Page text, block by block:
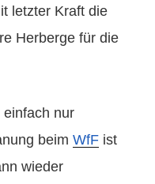
letzter Kraft die
Herberge für die
einfach nur
beim WfF ist
wieder